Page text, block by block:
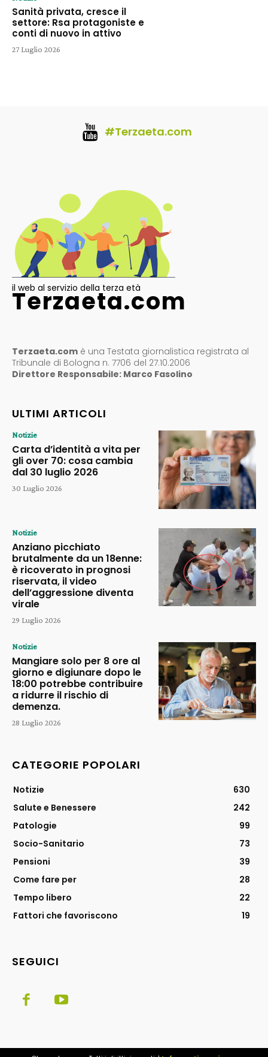
Sanità privata, cresce il
settore: Rsa protagoniste e
conti di nuovo in attivo
27 Luglio 2026
#Terzaeta.com
il web al servizio della terza età
Terzaeta.com
Terzaeta.com è una Testata giornalistica registrata al
Tribunale di Bologna n. 7706 del 27.10.2006
Direttore Responsabile: Marco Fasolino
ULTIMI ARTICOLI
Notizie
Carta d’identità a vita per
gli over 70: cosa cambia
dal 30 luglio 2026
30 Luglio 2026
Notizie
Anziano picchiato
brutalmente da un 18enne:
è ricoverato in prognosi
riservata, il video
dell’aggressione diventa
virale
29 Luglio 2026
Notizie
Mangiare solo per 8 ore al
giorno e digiunare dopo le
18:00 potrebbe contribuire
a ridurre il rischio di
demenza.
28 Luglio 2026
CATEGORIE POPOLARI
Notizie
630
Salute e Benessere
242
Patologie
99
Socio-Sanitario
73
Pensioni
39
Come fare per
28
Tempo libero
22
Fattori che favoriscono
19
SEGUICI